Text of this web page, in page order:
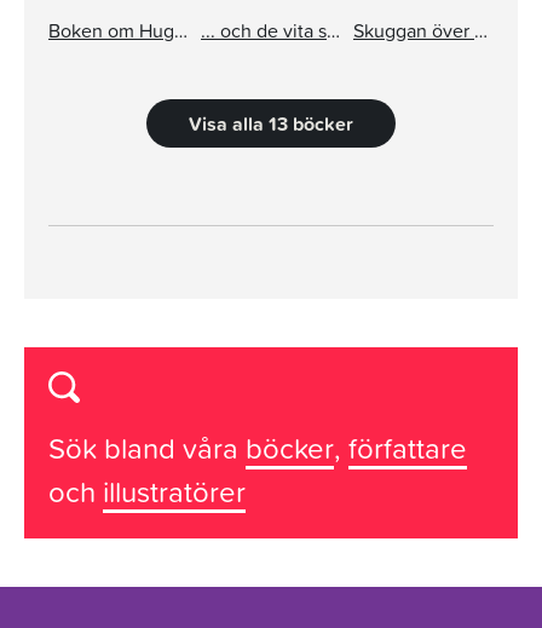
Boken om Hugo och Josefin ... och de vita skuggorna i skogen Skuggan över stenbänken
Visa alla 13 böcker
Sök bland våra böcker, författare
och illustratörer